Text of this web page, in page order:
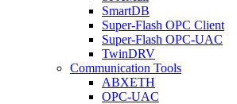
SmartDB
Super-Flash OPC Client
Super-Flash OPC-UAC
TwinDRV
Communication Tools
ABXETH
OPC-UAC